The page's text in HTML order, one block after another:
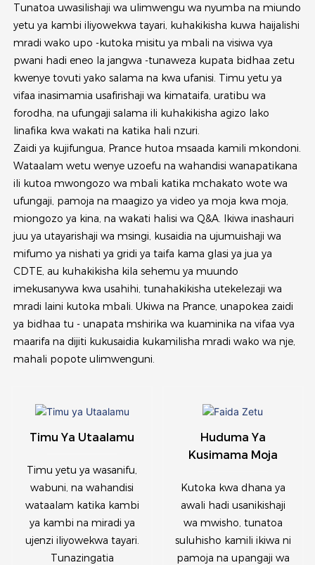
Tunatoa uwasilishaji wa ulimwengu wa nyumba na miundo
yetu ya kambi iliyowekwa tayari, kuhakikisha kuwa haijalishi
mradi wako upo -kutoka misitu ya mbali na visiwa vya
pwani hadi eneo la jangwa -tunaweza kupata bidhaa zetu
kwenye tovuti yako salama na kwa ufanisi. Timu yetu ya
vifaa inasimamia usafirishaji wa kimataifa, uratibu wa
forodha, na ufungaji salama ili kuhakikisha agizo lako
linafika kwa wakati na katika hali nzuri.
Zaidi ya kujifungua, Prance hutoa msaada kamili mkondoni.
Wataalam wetu wenye uzoefu na wahandisi wanapatikana
ili kutoa mwongozo wa mbali katika mchakato wote wa
ufungaji, pamoja na maagizo ya video ya moja kwa moja,
miongozo ya kina, na wakati halisi wa Q&A. Ikiwa inashauri
juu ya utayarishaji wa msingi, kusaidia na ujumuishaji wa
mifumo ya nishati ya gridi ya taifa kama glasi ya jua ya
CDTE, au kuhakikisha kila sehemu ya muundo
imekusanywa kwa usahihi, tunahakikisha utekelezaji wa
mradi laini kutoka mbali. Ukiwa na Prance, unapokea zaidi
ya bidhaa tu - unapata mshirika wa kuaminika na vifaa vya
maarifa na dijiti kukusaidia kukamilisha mradi wako wa nje,
mahali popote ulimwenguni.
Timu Ya Utaalamu
Timu yetu ya wasanifu,
wabuni, na wahandisi
wataalam katika kambi
ya kambi na miradi ya
ujenzi iliyowekwa tayari.
Tunazingatia
Huduma Ya
Kusimama Moja
Kutoka kwa dhana ya
awali hadi usanikishaji
wa mwisho, tunatoa
suluhisho kamili ikiwa ni
pamoja na upangaji wa